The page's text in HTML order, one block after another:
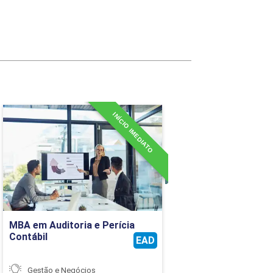
30
30
30
30
MBA em Auditoria e Perícia
Contábil
EAD
INÍCIO IMEDIATO
Gestão e Negócios
MBA em Auditoria e Perícia
Contábil
Detalhes do curso
Ir para Inscrição